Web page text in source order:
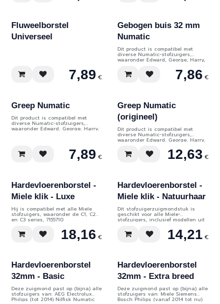
Fluweelborstel
Universeel
7,89 €
Gebogen buis 32 mm
Numatic
Dit product is compatibel met
diverse Numatic-stofzuigers,
waaronder Edward, George, Harry,
NVR180, NVR200, en PPR240.7,86 €
Greep Numatic
Dit product is compatibel met
diverse Numatic-stofzuigers,
waaronder Edward, George, Harry,
7,89 €
Greep Numatic
(origineel)
Dit product is compatibel met
diverse Numatic-stofzuigers,
waaronder Edward, George, Harry,
NVR180, NVR200, en PPR240.
12,63 €
Hardevloerenborstel -
Miele klik - Luxe
Hij is compatibel met alle Miele
stofzuigers, waaronder de C1, C2
en C3 series, 7155710
18,16 €
Hardevloerenborstel -
Miele klik - Natuurhaar
Dit stofzuigerzuigmondstuk is
geschikt voor alle Miele-
stofzuigers, inclusief modellen uit
14,21 €
Hardevloerenborstel
32mm - Basic
Deze zuigmond past op (bijna) alle
stofzuigers van: AEG Electrolux
Philips (tot 2014) Nilfisk Numatic
Hardevloerenborstel
32mm - Extra breed
Deze zuigmond past op (bijna) alle
stofzuigers van: Miele Siemens
Bosch Philips (vanaf 2014 tot nu)